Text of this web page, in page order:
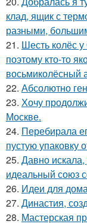
клад, ящик с
разными,
21. Шесть колёс
поэтому кто-то
восьмиколёсный
22. Абсолютно
23. Хочу
Москве.
24. Перебирала
пустую упаковку
25. Давно
идеальный союз
26. Идеи для
27. Династия,
28. Мастерская